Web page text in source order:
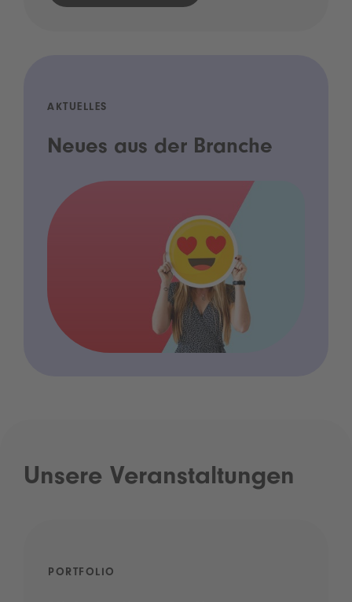
AKTUELLES
Neues aus der Branche
Unsere Veranstaltungen
PORTFOLIO